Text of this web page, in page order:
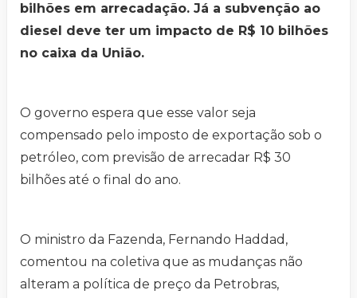
bilhões em arrecadação. Já a subvenção ao
diesel deve ter um impacto de R$ 10 bilhões
no caixa da União.
O governo espera que esse valor seja
compensado pelo imposto de exportação sob o
petróleo, com previsão de arrecadar R$ 30
bilhões até o final do ano.
O ministro da Fazenda, Fernando Haddad,
comentou na coletiva que as mudanças não
alteram a política de preço da Petrobras,